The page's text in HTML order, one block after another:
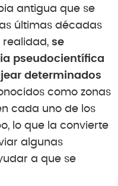
antigua que se
últimas décadas
realidad, se
pseudocientífica
determinados
como zonas
cada uno de los
lo que la convierte
algunas
a que se